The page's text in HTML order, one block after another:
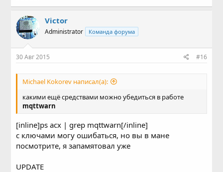
Victor
Administrator Команда форума
30 Авг 2015 #16
Michael Kokorev написал(а):
какими ещё средствами можно убедиться в работе
mqttwarn
[inline]ps acx | grep mqttwarn[/inline]
с ключами могу ошибаться, но вы в мане
посмотрите, я запамятовал уже
UPDATE